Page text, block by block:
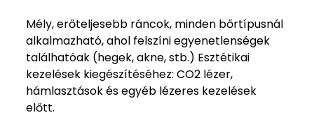
Mély, erőteljesebb ráncok, minden bőrtípusnál
alkalmazható, ahol felszíni egyenetlenségek
találhatóak (hegek, akne, stb.) Esztétikai
kezelések kiegészítéséhez: CO2 lézer,
hámlasztások és egyéb lézeres kezelések
előtt.